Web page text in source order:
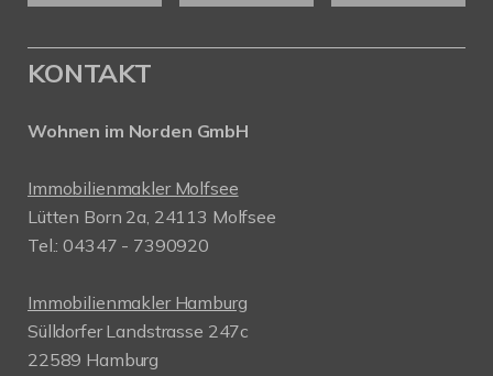
KONTAKT
Wohnen im Norden GmbH
Immobilienmakler Molfsee
Lütten Born 2a, 24113 Molfsee
Tel.: 04347 - 7390920
Immobilienmakler Hamburg
Sülldorfer Landstrasse 247c
22589 Hamburg